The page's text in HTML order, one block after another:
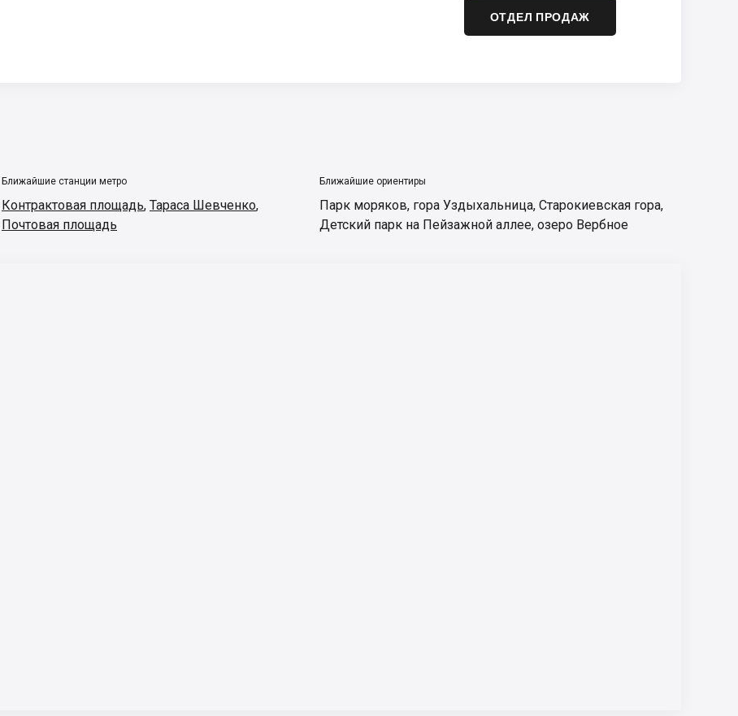
ОТДЕЛ ПРОДАЖ
Ближайшие станции метро
Контрактовая площадь, Тараса Шевченко,
Почтовая площадь
Ближайшие ориентиры
Парк моряков, гора Уздыхальница, Старокиевская гора,
Детский парк на Пейзажной аллее, озеро Вербное